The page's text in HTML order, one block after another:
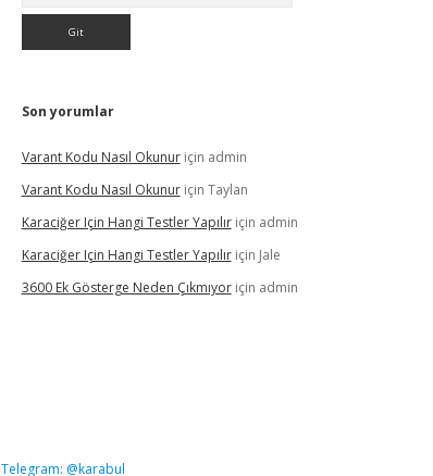
Son yorumlar
Varant Kodu Nasıl Okunuriçin admin
Varant Kodu Nasıl Okunuriçin Taylan
Karaciğer Için Hangi Testler Yapılıriçin admin
Karaciğer Için Hangi Testler Yapılıriçin Jale
3600 Ek Gösterge Neden Çıkmıyoriçin admin
Telegram: @karabul